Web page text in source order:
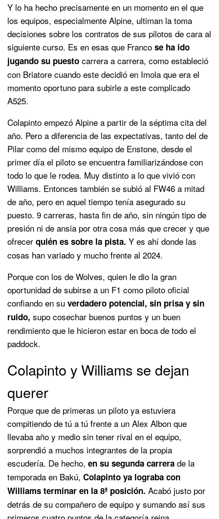
Y lo ha hecho precisamente en un momento en el que
los equipos, especialmente Alpine, ultiman la toma
decisiones sobre los contratos de sus pilotos de cara al
siguiente curso. Es en esas que Franco se ha ido
jugando su puesto carrera a carrera, como estableció
con Briatore cuando este decidió en Imola que era el
momento oportuno para subirle a este complicado
A525.
Colapinto empezó Alpine a partir de la séptima cita del
año. Pero a diferencia de las expectativas, tanto del de
Pilar como del mismo equipo de Enstone, desde el
primer día el piloto se encuentra familiarizándose con
todo lo que le rodea. Muy distinto a lo que vivió con
Williams. Entonces también se subió al FW46 a mitad
de año, pero en aquel tiempo tenía asegurado su
puesto. 9 carreras, hasta fin de año, sin ningún tipo de
presión ni de ansia por otra cosa más que crecer y que
ofrecer quién es sobre la pista. Y es ahí donde las
cosas han variado y mucho frente al 2024.
Porque con los de Wolves, quien le dio la gran
oportunidad de subirse a un F1 como piloto oficial
confiando en su verdadero potencial, sin prisa y sin
ruido, supo cosechar buenos puntos y un buen
rendimiento que le hicieron estar en boca de todo el
paddock.
Colapinto y Williams se dejan
querer
Porque que de primeras un piloto ya estuviera
compitiendo de tú a tú frente a un Alex Albon que
llevaba año y medio sin tener rival en el equipo,
sorprendió a muchos integrantes de la propia
escudería. De hecho, en su segunda carrera de la
temporada en Bakú, Colapinto ya lograba con
Williams terminar en la 8ª posición. Acabó justo por
detrás de su compañero de equipo y sumando así sus